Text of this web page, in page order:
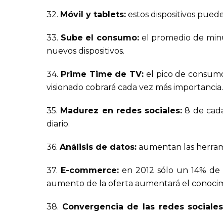
32. Móvil y tablets: estos dispositivos
33. Sube el consumo: el promedio de
nuevos dispositivos.
34. Prime Time de TV: el pico de
visionado cobrará cada vez más importancia.
35. Madurez en redes sociales: 8 de
diario.
36. Análisis de datos: aumentan las
37. E-commerce: en 2012 sólo un 14%
aumento de la oferta aumentará el
38. Convergencia de las redes